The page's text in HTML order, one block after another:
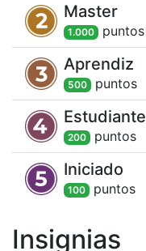
Master
1.000 puntos
Aprendiz
500 puntos
Estudiante
200 puntos
Iniciado
100 puntos
Insignias